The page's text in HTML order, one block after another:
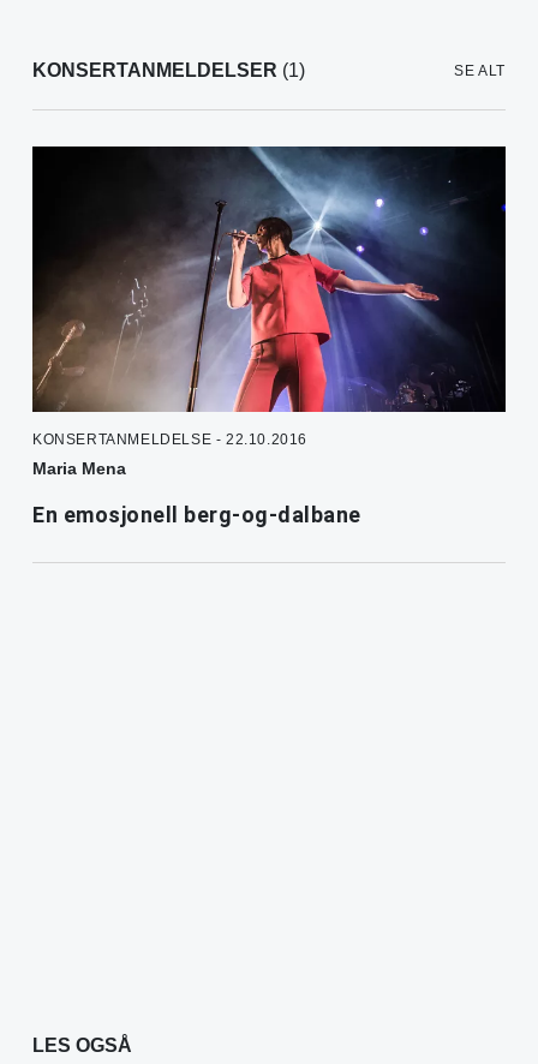
KONSERTANMELDELSER (1) SE ALT
KONSERTANMELDELSE - 22.10.2016
Maria Mena
En emosjonell berg-og-dalbane
LES OGSÅ